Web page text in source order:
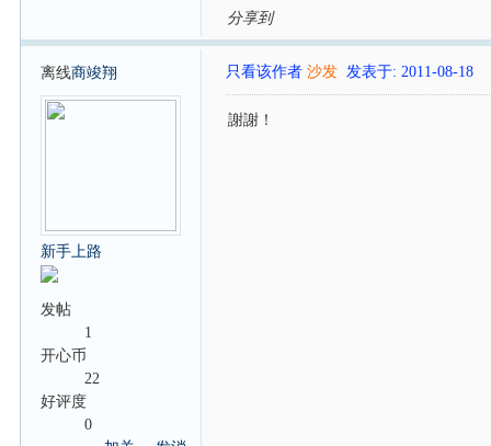
分享到
离线商竣翔
新手上路
发帖
1
开心币
22
好评度
0
只看该作者 沙发 发表于: 2011-08-18
謝謝！